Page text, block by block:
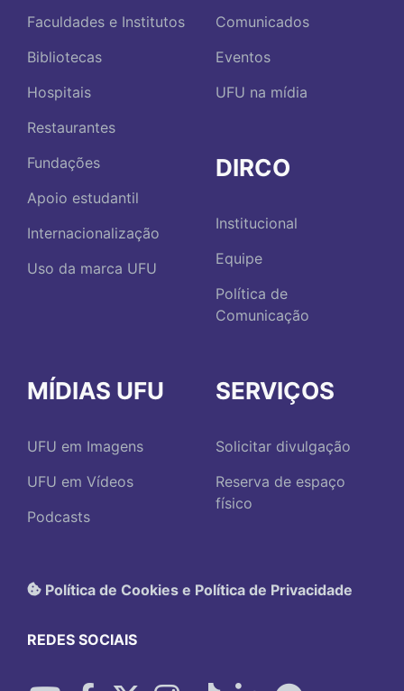
Faculdades e Institutos
Bibliotecas
Hospitais
Restaurantes
Fundações
Apoio estudantil
Internacionalização
Uso da marca UFU
Comunicados
Eventos
UFU na mídia
DIRCO
Institucional
Equipe
Política de
Comunicação
MÍDIAS UFU
UFU em Imagens
UFU em Vídeos
Podcasts
SERVIÇOS
Solicitar divulgação
Reserva de espaço
físico
Política de Cookies e Política de Privacidade
REDES SOCIAIS